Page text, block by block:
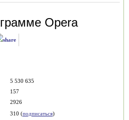
Opera
5 530 635
157
2926
310 (подписаться)